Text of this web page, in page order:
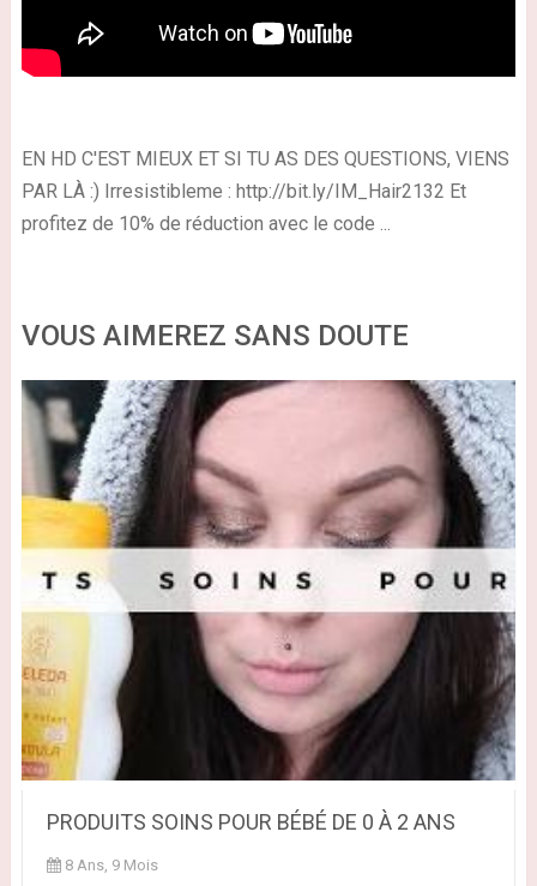
EN HD C'EST MIEUX ET SI TU AS DES QUESTIONS, VIENS
PAR LÀ :) Irresistibleme : http://bit.ly/IM_Hair2132 Et
profitez de 10% de réduction avec le code ...
VOUS AIMEREZ SANS DOUTE
PRODUITS SOINS POUR BÉBÉ DE 0 À 2 ANS
8 Ans, 9 Mois